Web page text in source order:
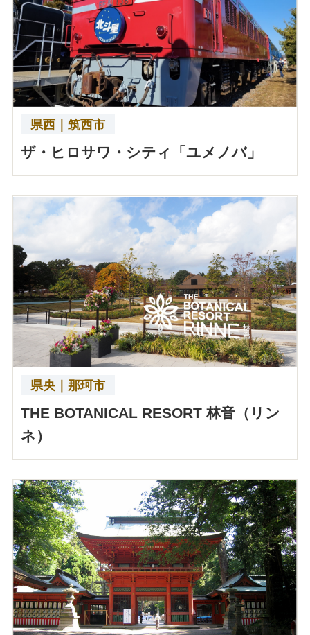
県西｜筑西市
ザ・ヒロサワ・シティ「ユメノバ」
県央｜那珂市
THE BOTANICAL RESORT 林音（リン
ネ）